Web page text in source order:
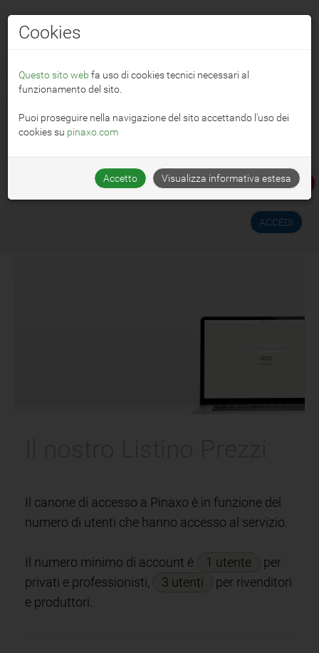
PROVA PINAXO GRATIS !
ACCEDI
Il canone di accesso a Pinaxo è in funzione del
numero di utenti che hanno accesso al servizio.
Il numero minimo di account è 1 utente
per
privati e professionisti,
3 utenti
per rivenditori
e produttori.
Cookies
Questo sito web fa uso di cookies tecnici necessari al
funzionamento del sito.
Puoi proseguire nella navigazione del sito accettando l'uso dei
cookies su pinaxo.com
Accetto Visualizza informativa estesa